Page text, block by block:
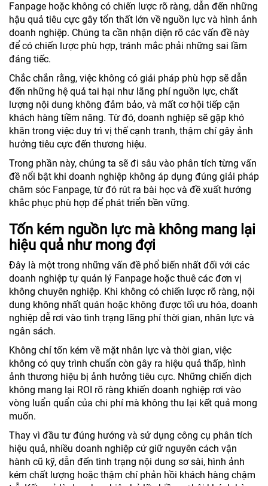
Fanpage hoặc không có chiến lược rõ ràng, dẫn đến những
hậu quả tiêu cực gây tổn thất lớn về nguồn lực và hình ảnh
doanh nghiệp. Chúng ta cần nhận diện rõ các vấn đề này
để có chiến lược phù hợp, tránh mắc phải những sai lầm
đáng tiếc.
Chắc chắn rằng, việc không có giải pháp phù hợp sẽ dẫn
đến những hệ quả tai hại như lãng phí nguồn lực, chất
lượng nội dung không đảm bảo, và mất cơ hội tiếp cận
khách hàng tiềm năng. Từ đó, doanh nghiệp sẽ gặp khó
khăn trong việc duy trì vị thế cạnh tranh, thậm chí gây ảnh
hưởng tiêu cực đến thương hiệu.
Trong phần này, chúng ta sẽ đi sâu vào phân tích từng vấn
đề nổi bật khi doanh nghiệp không áp dụng đúng giải pháp
chăm sóc Fanpage, từ đó rút ra bài học và đề xuất hướng
khắc phục phù hợp để phát triển bền vững.
Tốn kém nguồn lực mà không mang lại
hiệu quả như mong đợi
Đây là một trong những vấn đề phổ biến nhất đối với các
doanh nghiệp tự quản lý Fanpage hoặc thuê các đơn vị
không chuyên nghiệp. Khi không có chiến lược rõ ràng, nội
dung không nhất quán hoặc không được tối ưu hóa, doanh
nghiệp dễ rơi vào tình trạng lãng phí thời gian, nhân lực và
ngân sách.
Không chỉ tốn kém về mặt nhân lực và thời gian, việc
không có quy trình chuẩn còn gây ra hiệu quả thấp, hình
ảnh thương hiệu bị ảnh hưởng tiêu cực. Những chiến dịch
không mang lại ROI rõ ràng khiến doanh nghiệp rơi vào
vòng luẩn quẩn của chi phí mà không thu lại kết quả mong
muốn.
Thay vì đầu tư đúng hướng và sử dụng công cụ phân tích
hiệu quả, nhiều doanh nghiệp cứ giữ nguyên cách vận
hành cũ kỹ, dẫn đến tình trạng nội dung sơ sài, hình ảnh
kém chất lượng hoặc thậm chí phản hồi khách hàng chậm